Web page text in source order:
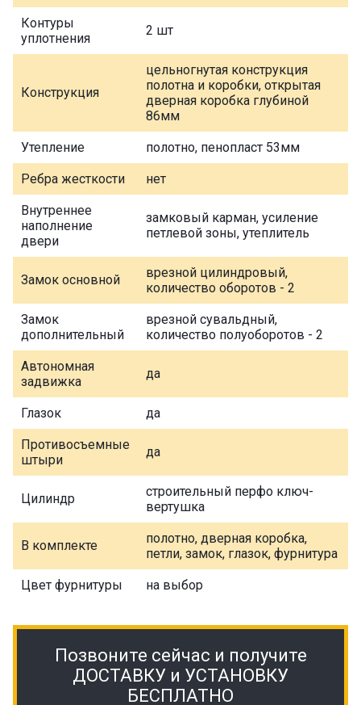
Контуры
уплотнения
2 шт
Конструкция
цельногнутая конструкция
полотна и коробки, открытая
дверная коробка глубиной
86мм
Утепление полотно, пенопласт 53мм
Ребра жесткости нет
Внутреннее
наполнение
двери
замковый карман, усиление
петлевой зоны, утеплитель
Замок основной
врезной цилиндровый,
количество оборотов - 2
Замок
дополнительный
врезной сувальдный,
количество полуоборотов - 2
Автономная
задвижка
да
Глазок да
Противосъемные
штыри
да
Цилиндр
строительный перфо ключ-
вертушка
В комплекте
полотно, дверная коробка,
петли, замок, глазок, фурнитура
Цвет фурнитуры на выбор
Позвоните сейчас и получите
ДОСТАВКУ и УСТАНОВКУ
БЕСПЛАТНО